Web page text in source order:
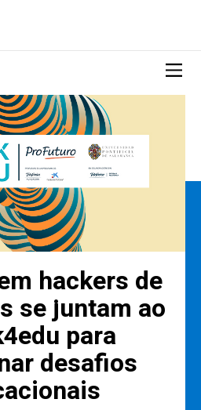
hackers de
se juntam ao
para
desafios